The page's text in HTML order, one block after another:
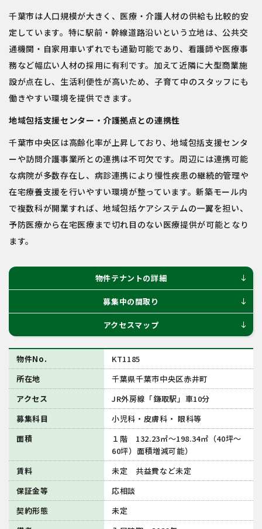
千葉市は人口規模が大きく、医療・介護人材の供給も比較的安
定しています。特に駅前・幹線道路沿いという立地は、公共交
通機関・自家用車いずれでも通勤可能であり、看護師や医療事
務など幅広い人材の採用に有利です。加えて近隣に大型商業施
設が点在し、生活利便性が高いため、子育て中のスタッフにも
働きやすい環境を提供できます。
地域包括支援センター・介護拠点との連携性
千葉市中央区は高齢化率が上昇しており、地域包括支援センタ
ーや訪問介護事業所との連携は不可欠です。周辺には連携可能
な病院が多数存在し、病診連携により慢性疾患の継続的管理や
在宅療養支援を行いやすい環境が整っています。新築モール内
で複数科が開業すれば、地域包括ケアシステムの一翼を担い、
予防医療から在宅医療まで切れ目のない医療提供が可能となり
ます。
物件テナントの詳細 south
募集中の間取り south
アクセスマップ south
物件No.
KT1185
所在地
千葉県千葉市中央区⾚井町
アクセス
JR外房線「鎌取駅」⾞10分
募集科目
小児科・皮膚科・ 眼科等
面積
１階 132.23㎡～198.34㎡（40坪〜
60坪）面積増減可能）
賃料
未定 共益費など未定
保証金等
応相談
契約形態
未定